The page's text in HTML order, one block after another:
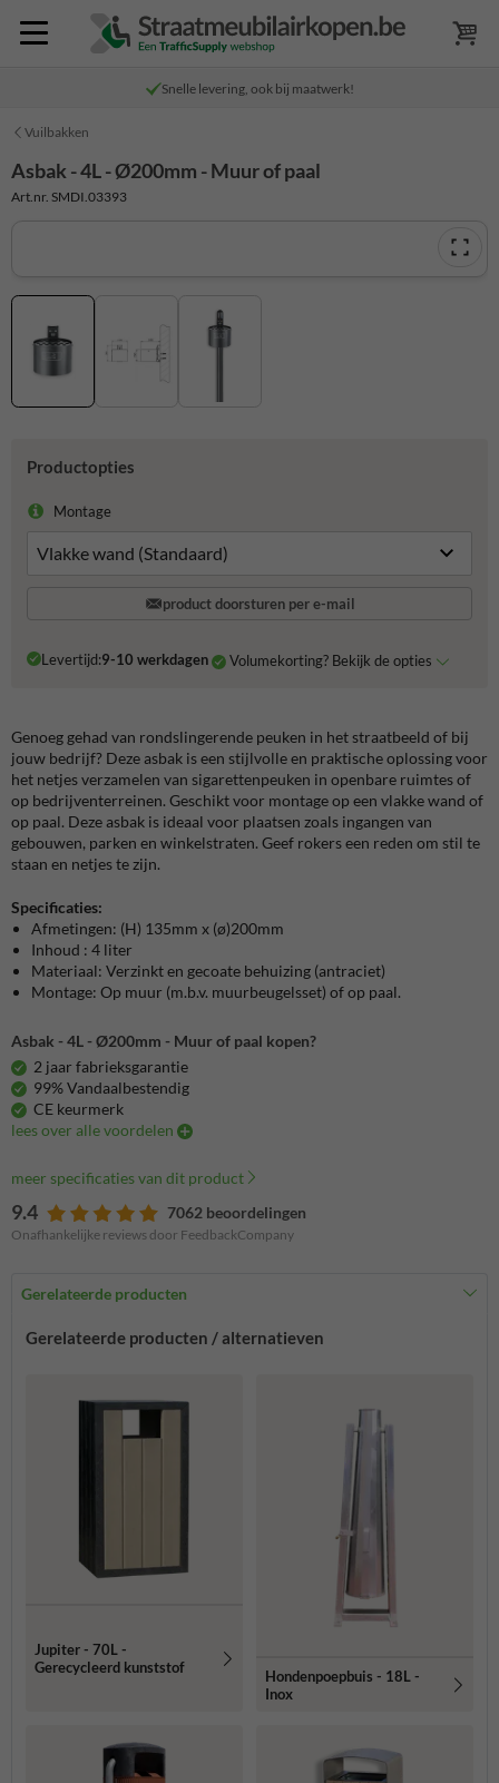
Snelle levering, ook bij maatwerk!
Vuilbakken
Asbak - 4L - Ø200mm - Muur of paal
Art.nr. SMDI.03393
Productopties
Montage
product doorsturen per e-mail
Levertijd:9-10 werkdagen Volumekorting? Bekijk de opties
Genoeg gehad van rondslingerende peuken in het straatbeeld of bij
jouw bedrijf? Deze asbak is een stijlvolle en praktische oplossing voor
het netjes verzamelen van sigarettenpeuken in openbare ruimtes of
op bedrijventerreinen. Geschikt voor montage op een vlakke wand of
op paal. Deze asbak is ideaal voor plaatsen zoals ingangen van
gebouwen, parken en winkelstraten. Geef rokers een reden om stil te
staan en netjes te zijn.
Specificaties:
Afmetingen: (H) 135mm x (ø)200mm
Inhoud : 4 liter
Materiaal: Verzinkt en gecoate behuizing (antraciet)
Montage: Op muur (m.b.v. muurbeugelsset) of op paal.
Asbak - 4L - Ø200mm - Muur of paal kopen?
2 jaar fabrieksgarantie
99% Vandaalbestendig
CE keurmerk
lees over alle voordelen
meer specificaties van dit product
9.4 7062 beoordelingen
Onafhankelijke reviews door FeedbackCompany
Gerelateerde producten
Gerelateerde producten / alternatieven
Jupiter - 70L -
Gerecycleerd kunststof
Hondenpoepbuis - 18L -
Inox